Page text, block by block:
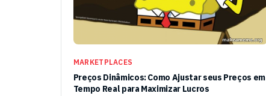
MARKETPLACES
Preços Dinâmicos: Como Ajustar seus Preços em
Tempo Real para Maximizar Lucros